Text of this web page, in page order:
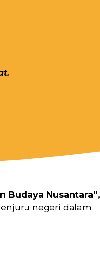
Budaya Nusantara”,
negeri dalam